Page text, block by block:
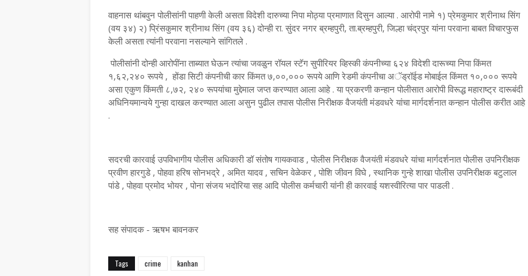
वाहनास थांबवुन पोलीसांनी पाहणी केली असता विदेशी दारुच्या निपा मोठ्या प्रमाणात दिसुन आल्या . आरोपी नामे १) प्रेमकुमार श्रीनाथ सिंग
(वय ३४) २) प्रिंसकुमार श्रीनाथ सिंग (वय ३६) दोन्ही रा. सुंदर नगर ब्रम्हपुरी, ता.ब्रम्हपुरी, जिल्हा चंद्रपुर यांना परवाना बाबत विचारफुस
केली असता त्यांनी परवाना नसल्याने सांगितले .
पोलीसांनी दोन्ही आरोपींना ताब्यात घेऊन त्यांचा जवळुन रॉयल स्टॅग सुपीरियर व्हिस्की कंपनीच्या ६२४ विदेशी दारूच्या निपा किंमत
१,६२,२४० रूपये , होंडा सिटी कंपनीची कार किंमत ७,००,००० रूपये आणि रेडमी कंपनीचा अॅड्रॉईड मोबाईल किंमत १०,००० रूपये
असा एकुण किंमती ८,७२, २४० रूपयांचा मुद्देमाल जप्त करण्यात आला आहे . या प्रकरणी कन्हान पोलीसात आरोपी विरूद्ध महाराष्ट्र दारूबंदी
अधिनियमान्वये गुन्हा दाखल करण्यात आला असुन पुढील तपास पोलीस निरीक्षक वैजयंती मंडवधरे यांचा मार्गदर्शनात कन्हान पोलीस करीत आहे
.
सदरची कारवाई उपविभागीय पोलीस अधिकारी डॉ संतोष गायकवाड , पोलीस निरीक्षक वैजयंती मंडवधरे यांचा मार्गदर्शनात पोलीस उपनिरीक्षक
प्रवीण हारगुडे , पोहवा हरिष सोनभद्रे , अमित यादव , सचिन वेळेकर , पोशि जीवन विघे , स्थानिक गुन्हे शाखा पोलीस उपनिरीक्षक बटुलाल
पांडे , पोहवा प्रमोद भोयर , पोना संजय भदोरिया सह आदि पोलीस कर्मचारी यांनी ही कारवाई यशस्वीरित्या पार पाडली .
सह संपादक - ऋषभ बावनकर
Tags crime kanhan